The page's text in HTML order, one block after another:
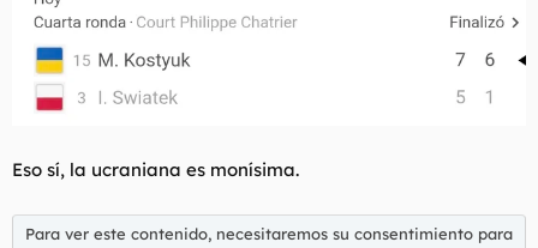
Eso sí, la ucraniana es monísima.
Para ver este contenido, necesitaremos su consentimiento para